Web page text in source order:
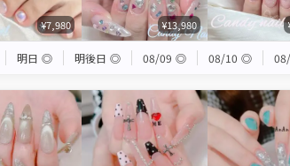
¥7,980 ¥13,980
明日 ◎ 明後日 ◎ 08/09 ◎ 08/10 ◎